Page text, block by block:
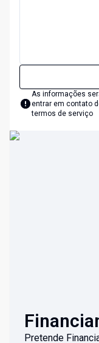
As informações
entrar em contato
termos de serviço
Pretende